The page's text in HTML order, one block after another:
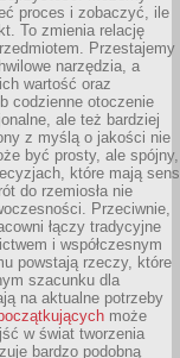
proces i zobaczyć, ile
To zmienia relację
Przestajemy
narzędzia, a
wartość oraz
codzienne otoczenie
ale też bardziej
z myślą o jakości nie
być prosty, ale spójny,
które mają
do rzemiosła nie
Przeciwnie,
łączy tradycyjne
i współczesnym
powstają rzeczy, które
szacunku dla
na aktualne potrzeby
może
w świat tworzenia
bardzo podobną